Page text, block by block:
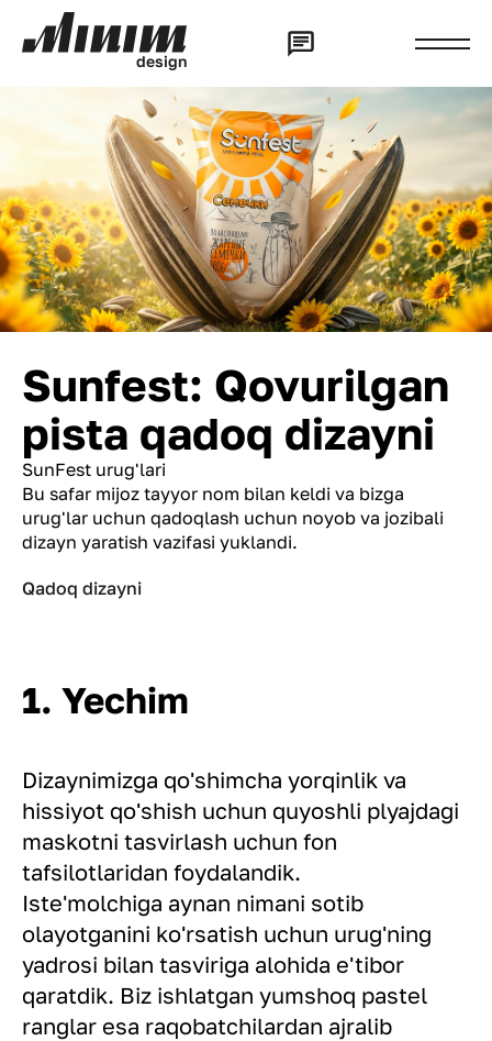
design
Sunfest: Qovurilgan
pista qadoq dizayni
SunFest urug'lari
Bu safar mijoz tayyor nom bilan keldi va bizga
urug'lar uchun qadoqlash uchun noyob va jozibali
dizayn yaratish vazifasi yuklandi.
Qadoq dizayni
1. Yechim
Dizaynimizga qo'shimcha yorqinlik va
hissiyot qo'shish uchun quyoshli plyajdagi
maskotni tasvirlash uchun fon
tafsilotlaridan foydalandik.
Iste'molchiga aynan nimani sotib
olayotganini ko'rsatish uchun urug'ning
yadrosi bilan tasviriga alohida e'tibor
qaratdik. Biz ishlatgan yumshoq pastel
ranglar esa raqobatchilardan ajralib